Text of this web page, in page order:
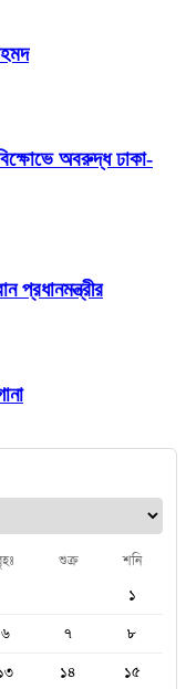
অবরুদ্ধ ঢাকা-
প্রধানমন্ত্রীর
শুক্র শনি
১
৬ ৭
৮
১৪ ১৫